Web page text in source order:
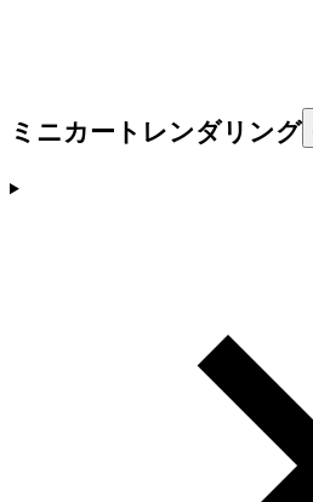
ミニカートレンダリング